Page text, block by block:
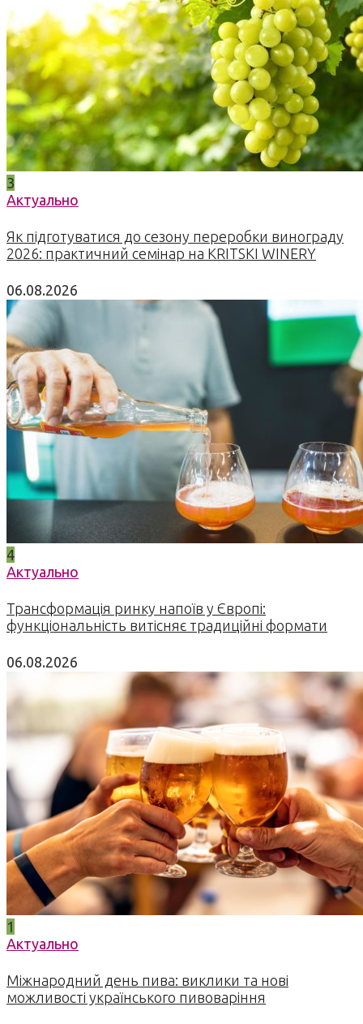
3
Актуально
Як підготуватися до сезону переробки винограду
2026: практичний семінар на KRITSKI WINERY
06.08.2026
4
Актуально
Трансформація ринку напоїв у Європі:
функціональність витісняє традиційні формати
06.08.2026
1
Актуально
Міжнародний день пива: виклики та нові
можливості українського пивоваріння